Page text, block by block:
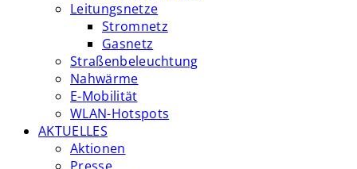
Leitungsnetze
Stromnetz
Gasnetz
Straßenbeleuchtung
Nahwärme
E-Mobilität
WLAN-Hotspots
AKTUELLES
Aktionen